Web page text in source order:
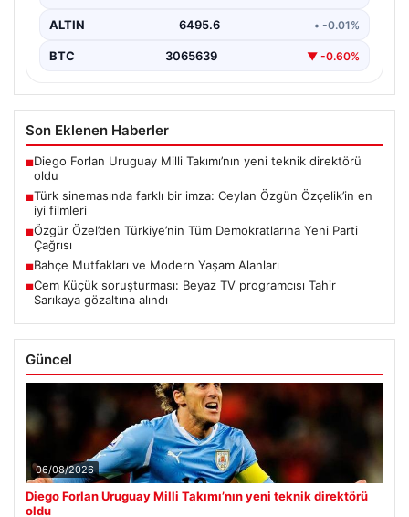
ALTIN 6495.6 • -0.01%
BTC 3065639 ▼ -0.60%
Son Eklenen Haberler
■Diego Forlan Uruguay Milli Takımı’nın yeni teknik direktörü
oldu
■Türk sinemasında farklı bir imza: Ceylan Özgün Özçelik’in en
iyi filmleri
■Özgür Özel’den Türkiye’nin Tüm Demokratlarına Yeni Parti
Çağrısı
■Bahçe Mutfakları ve Modern Yaşam Alanları
■Cem Küçük soruşturması: Beyaz TV programcısı Tahir
Sarıkaya gözaltına alındı
Güncel
06/08/2026
Diego Forlan Uruguay Milli Takımı’nın yeni teknik direktörü
oldu